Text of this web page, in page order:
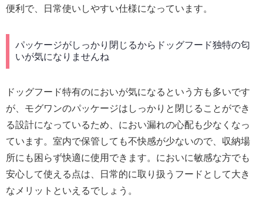
便利で、日常使いしやすい仕様になっています。
パッケージがしっかり閉じるからドッグフード独特の匂
いが気になりませんね
ドッグフード特有のにおいが気になるという方も多いです
が、モグワンのパッケージはしっかりと閉じることができ
る設計になっているため、におい漏れの心配も少なくなっ
ています。室内で保管しても不快感が少ないので、収納場
所にも困らず快適に使用できます。においに敏感な方でも
安心して使える点は、日常的に取り扱うフードとして大き
なメリットといえるでしょう。